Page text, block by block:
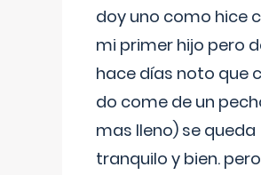
doy uno como hice
mi primer hijo pero
hace días noto que
do come de un
mas lleno) se queda
tranquilo y bien.